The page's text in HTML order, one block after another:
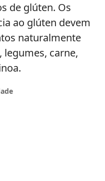
de glúten. Os
ao glúten devem
naturalmente
carne,